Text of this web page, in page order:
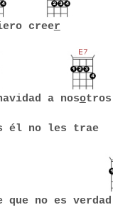
creer
a nosotros
él no les trae
no es verdad